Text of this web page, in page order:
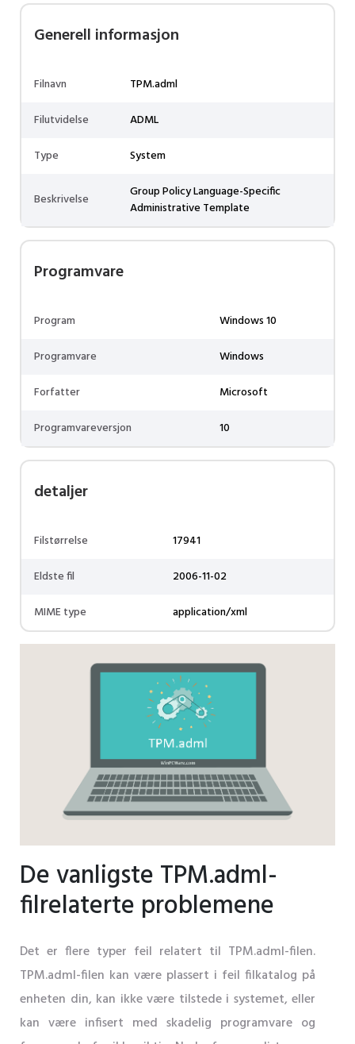
Generell informasjon
Filnavn
TPM.adml
Filutvidelse
ADML
Type
System
Beskrivelse
Group Policy Language-Specific
Administrative Template
Programvare
Program
Windows 10
Programvare
Windows
Forfatter
Microsoft
Programvareversjon
10
detaljer
Filstørrelse
17941
Eldste fil
2006-11-02
MIME type
application/xml
De vanligste TPM.adml-
filrelaterte problemene
Det er flere typer feil relatert til TPM.adml-filen.
TPM.adml-filen kan være plassert i feil filkatalog på
enheten din, kan ikke være tilstede i systemet, eller
kan være infisert med skadelig programvare og